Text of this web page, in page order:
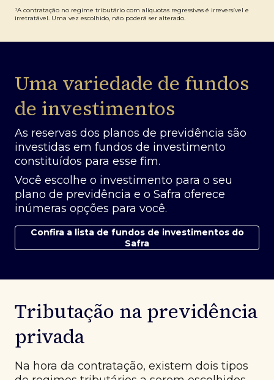
¹A contratação no regime tributário com alíquotas regressivas é irreversível e
irretratável. Uma vez escolhido, não poderá ser alterado.
Uma variedade de fundos
de investimentos
As reservas dos planos de previdência são
investidas em fundos de investimento
constituídos para esse fim.
Você escolhe o investimento para o seu
plano de previdência e o Safra oferece
inúmeras opções para você.
Confira a lista de fundos de investimentos do
Safra
Tributação na previdência
privada
Na hora da contratação, existem dois tipos